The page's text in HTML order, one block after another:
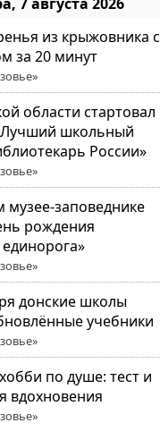
из крыжовника с
за 20 минут
области стартовал
школьный
России»
музее-заповеднике
рождения
донские школы
учебники
по душе: тест и
вдохновения